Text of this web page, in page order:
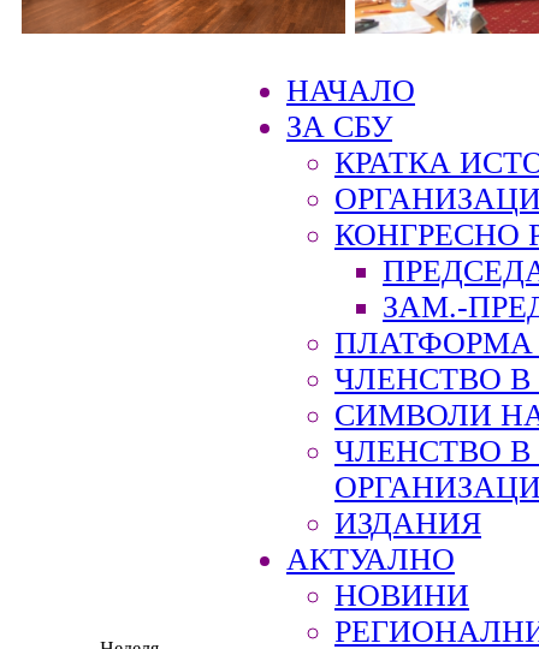
НАЧАЛО
ЗА СБУ
КРАТКА
КОНГРЕСНО
ЗАМ.-
ПЛАТФОРМА
ЧЛЕНСТВО В
СИМВОЛИ
ЧЛЕНСТВО
ИЗДАНИЯ
АКТУАЛНО
НОВИНИ